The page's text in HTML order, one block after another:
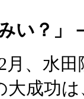
い？」
、水田
大成功